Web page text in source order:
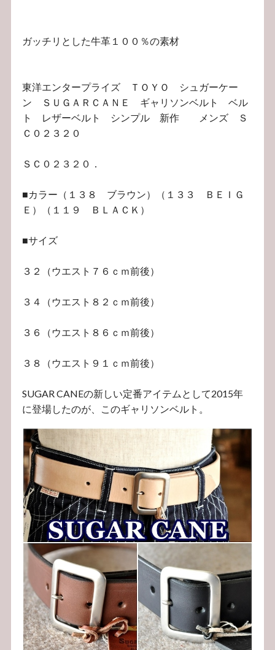
ガッチリとした牛革１００％の素材
東洋エンタープライズ ＴＯＹＯ シュガーケー
ン ＳＵＧＡＲＣＡＮＥ ギャリソンベルト ベル
ト レザーベルト シンプル 新作 メンズ Ｓ
Ｃ０２３２０
ＳＣ０２３２０．
■カラー（１３８ ブラウン）（１３３ ＢＥＩＧ
Ｅ）（１１９ ＢＬＡＣＫ）
■サイズ
３２（ウエスト７６ｃｍ前後）
３４（ウエスト８２ｃｍ前後）
３６（ウエスト８６ｃｍ前後）
３８（ウエスト９１ｃｍ前後）
SUGAR CANEの新しい定番アイテムとして2015年
に登場したのが、このギャリソンベルト。